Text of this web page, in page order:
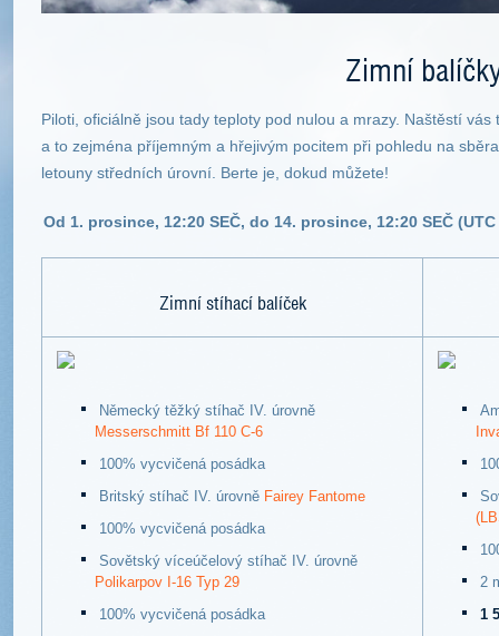
Zimní
Piloti, oficiálně jsou tady teploty pod nulou a mrazy. Naštěstí
a to zejména příjemným a hřejivým pocitem při pohledu na
letouny středních úrovní. Berte je, dokud můžete!
Od 1. prosince, 12:20 SEČ, do 14. prosince, 12:20 SEČ
Zimní stíhací balíček
Německý těžký stíhač IV. úrovně
Messerschmitt Bf 110 C-6
100% vycvičená posádka
Britský stíhač IV. úrovně Fairey Fantome
100% vycvičená posádka
Sovětský víceúčelový stíhač IV. úrovně
Polikarpov I-16 Typ 29
100% vycvičená posádka
2
1